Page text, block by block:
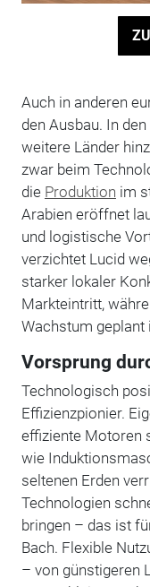
Auch in anderen
den Ausbau. In
weitere Länder
zwar beim
die Produktion im
Arabien eröffnet
und logistische
verzichtet Lucid
starker lokaler
Markteintritt,
Wachstum geplant
Vorsprung
Technologisch
Effizienzpionier.
effiziente Motoren
wie
seltenen Erden
Technologien
bringen – das ist
Bach. Flexible
– von günstigeren